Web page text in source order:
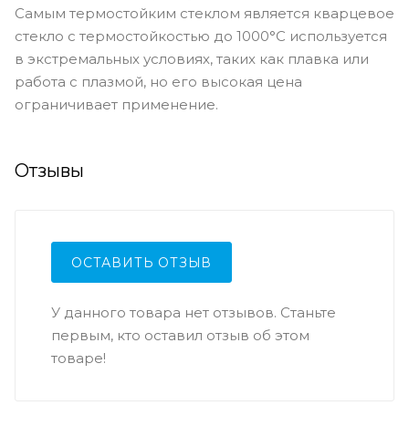
Самым термостойким стеклом является кварцевое
стекло с термостойкостью до 1000°C используется
в экстремальных условиях, таких как плавка или
работа с плазмой, но его высокая цена
ограничивает применение.
Отзывы
ОСТАВИТЬ ОТЗЫВ
У данного товара нет отзывов. Станьте
первым, кто оставил отзыв об этом
товаре!